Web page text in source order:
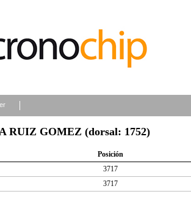
RUIZ GOMEZ (dorsal: 1752)
Posición
3717
3717